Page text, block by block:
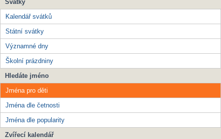
Svátky
Kalendář svátků
Státní svátky
Významné dny
Školní prázdniny
Hledáte jméno
Jména pro děti
Jména dle četnosti
Jména dle popularity
Zvířecí kalendář